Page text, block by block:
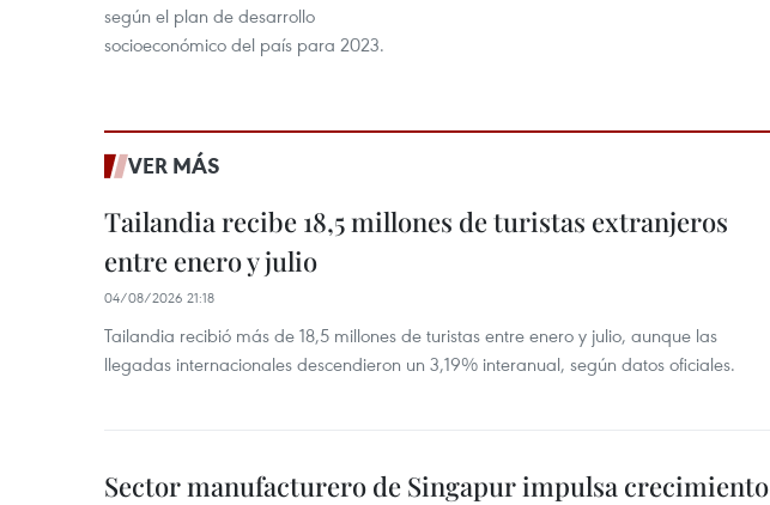
según el plan de desarrollo
socioeconómico del país para 2023.
VER MÁS
Tailandia recibe 18,5 millones de turistas extranjeros
entre enero y julio
04/08/2026 21:18
Tailandia recibió más de 18,5 millones de turistas entre enero y julio, aunque las
llegadas internacionales descendieron un 3,19% interanual, según datos oficiales.
Sector manufacturero de Singapur impulsa crecimiento